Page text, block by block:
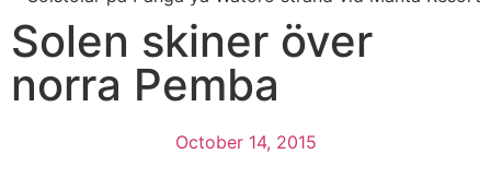
Solen skiner över
norra Pemba
October 14, 2015